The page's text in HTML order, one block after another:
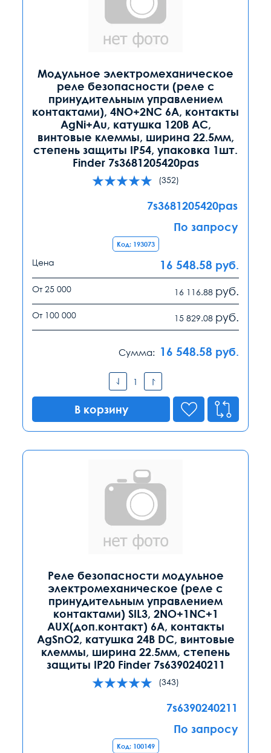
Модульное электромеханическое
реле безопасности (реле с
принудительным управлением
контактами), 4NO+2NC 6A, контакты
AgNi+Au, катушка 120В AC,
винтовые клеммы, ширина 22.5мм,
степень защиты IP54, упаковка 1шт.
Finder 7s3681205420pas
(352)
7s3681205420pas
По запросу
Код: 193073
Цена 16 548.58 руб.
От 25 000 16 116.88 руб.
От 100 000 15 829.08 руб.
Сумма: 16 548.58 руб.
В корзину
Реле безопасности модульное
электромеханическое (реле с
принудительным управлением
контактами) SIL3, 2NO+1NC+1
AUX(доп.контакт) 6A, контакты
AgSnO2, катушка 24В DC, винтовые
клеммы, ширина 22.5мм, степень
защиты IP20 Finder 7s6390240211
(343)
7s6390240211
По запросу
Код: 100149